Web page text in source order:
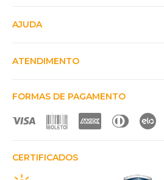
AJUDA
ATENDIMENTO
FORMAS DE PAGAMENTO
CERTIFICADOS